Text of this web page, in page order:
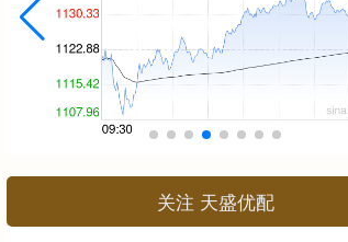
关注 天盛优配